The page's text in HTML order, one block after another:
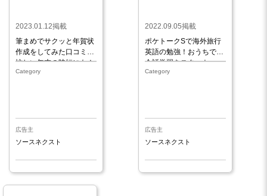
2023.01.12掲載
筆まめでサクッと年賀状
作成をしてみた口コミ。
忙しい年末の時短にも！
Category
広告主
ソースネクスト
2022.09.05掲載
ポケトークSで海外旅行
英語の勉強！おうちで英
会話学習をスタート
Category
広告主
ソースネクスト